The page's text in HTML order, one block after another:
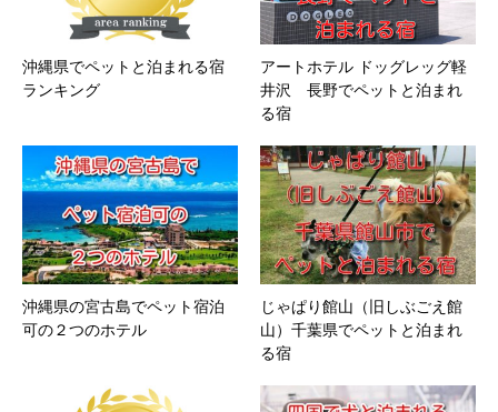
沖縄県でペットと泊まれる宿
ランキング
アートホテル ドッグレッグ軽
井沢 長野でペットと泊まれ
る宿
沖縄県の宮古島でペット宿泊
可の２つのホテル
じゃぱり館山（旧しぶごえ館
山）千葉県でペットと泊まれ
る宿